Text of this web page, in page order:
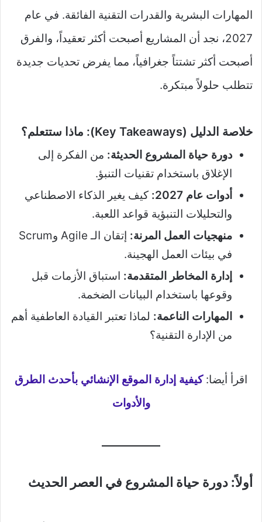
المهارات البشرية والقدرات التقنية الفائقة. في عام
2027، نجد أن المشاريع أصبحت أكثر تعقيداً، والفرق
أصبحت أكثر تشتتاً جغرافياً، مما يفرض تحديات جديدة
تتطلب حلولاً مبتكرة.
خلاصة الدليل (Key Takeaways): ماذا ستتعلم؟
دورة حياة المشروع الحديثة: من الفكرة إلى
الإغلاق باستخدام تقنيات التنبؤ.
أدوات عام 2027:
كيف يغير الذكاء الاصطناعي
والتحليلات التنبؤية قواعد اللعبة.
منهجيات العمل المرنة:
إتقان الـ Agile وScrum
في بيئات العمل الهجينة.
إدارة المخاطر المتقدمة: استباق الأزمات قبل
وقوعها باستخدام البيانات الضخمة.
المهارات الناعمة: لماذا تعتبر القيادة العاطفية أهم
من الإدارة التقنية؟
اقرأ أيضا:كيفية إدارة الموقع الإنشائي بأحدث الطرق
والأدوات
أولاً: دورة حياة المشروع في العصر الحديث